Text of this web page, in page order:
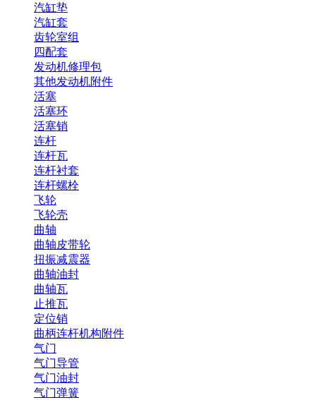
汽缸垫
汽缸套
齿轮室组
四配套
发动机修理包
其他发动机附件
活塞
活塞环
活塞销
连杆
连杆瓦
连杆衬套
连杆螺栓
飞轮
飞轮壳
曲轴
曲轴皮带轮
扭振减震器
曲轴油封
曲轴瓦
止推瓦
定位销
曲柄连杆机构附件
气门
气门导管
气门油封
气门弹簧